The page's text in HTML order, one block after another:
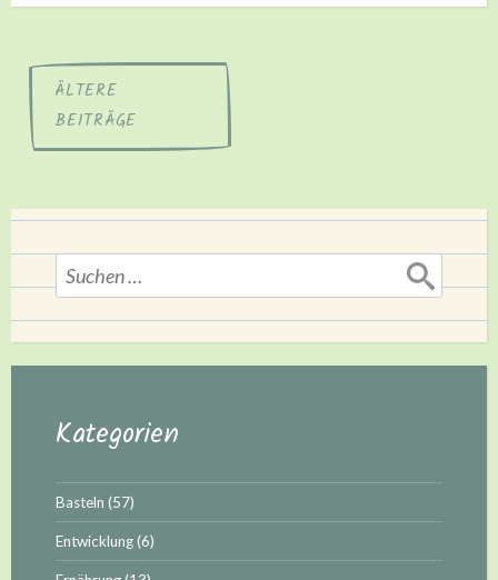
Beitragsnavigation
ÄLTERE
BEITRÄGE
Suchen
nach:
Kategorien
Basteln (57)
Entwicklung(6)